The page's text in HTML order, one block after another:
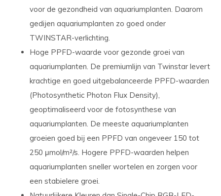
voor de gezondheid van aquariumplanten. Daarom
gedijen aquariumplanten zo goed onder
TWINSTAR-verlichting.
Hoge PPFD-waarde voor gezonde groei van
aquariumplanten. De premiumlijn van Twinstar levert
krachtige en goed uitgebalanceerde PPFD-waarden
(Photosynthetic Photon Flux Density),
geoptimaliseerd voor de fotosynthese van
aquariumplanten. De meeste aquariumplanten
groeien goed bij een PPFD van ongeveer 150 tot
250 μmol/m²/s. Hogere PPFD-waarden helpen
aquariumplanten sneller wortelen en zorgen voor
een stabielere groei.